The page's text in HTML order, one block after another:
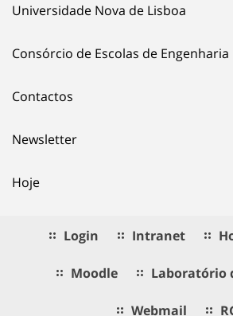
Universidade Nova de Lisboa
Consórcio de Escolas de Engenharia
Contactos
Newsletter
Hoje
Login Intranet
Moodle Laboratório
Webmail